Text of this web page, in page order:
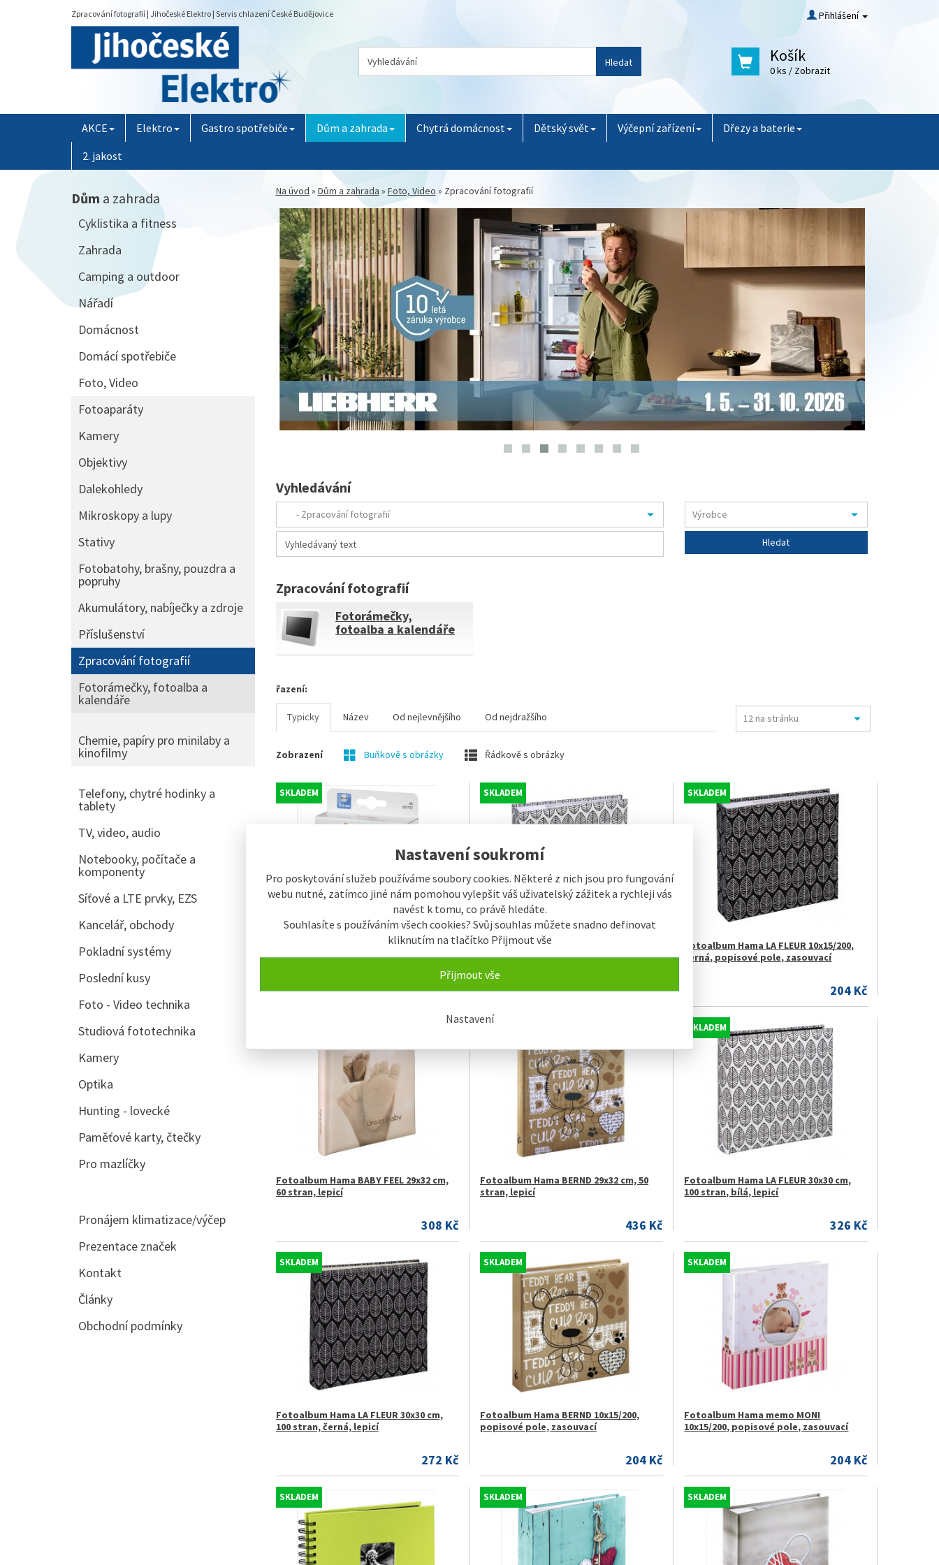
Nastavení soukromí
Pro poskytování služeb používáme soubory cookies. Některé z nich jsou pro fungování
webu nutné, zatímco jiné nám pomohou vylepšit váš uživatelský zážitek a rychleji vás
navést k tomu, co právě hledáte.
Souhlasíte s používáním všech cookies? Svůj souhlas můžete snadno definovat
kliknutím na tlačítko Přijmout vše
Přijmout vše
Nastavení
Zpracování fotografií | Jihočeské Elektro | Servis chlazení České Budějovice Přihlášení
Hledat Košík
0 ks / Zobrazit
AKCE Elektro Gastro spotřebiče Dům a zahrada Chytrá domácnost Dětský svět Výčepní zařízení
Dřezy a baterie
2. jakost
Na úvod » Dům a zahrada » Foto, Video » Zpracování fotografií
Vyhledávání
Zpracování fotografií
Fotorámečky,
fotoalba a kalendáře
řazení:
Typicky Název Od nejlevnějšího Od nejdražšího
Zobrazení Buňkově s obrázky Řádkově s obrázky
SKLADEM
Příslušenství Hama lepící body , 6 mm,
300 ks, permanentní
103,58 Kč
SKLADEM
Fotoalbum Hama LA FLEUR 10x15/200,
bílá, popisové pole, zasouvací
204 Kč
SKLADEM
Fotoalbum Hama LA FLEUR 10x15/200,
černá, popisové pole, zasouvací
204 Kč
Fotoalbum Hama BABY FEEL 29x32 cm,
60 stran, lepicí
308 Kč
Fotoalbum Hama BERND 29x32 cm, 50
stran, lepicí
436 Kč
SKLADEM
Fotoalbum Hama LA FLEUR 30x30 cm,
100 stran, bílá, lepicí
326 Kč
SKLADEM
Fotoalbum Hama LA FLEUR 30x30 cm,
100 stran, černá, lepicí
272 Kč
SKLADEM
Fotoalbum Hama BERND 10x15/200,
popisové pole, zasouvací
204 Kč
SKLADEM
Fotoalbum Hama memo MONI
10x15/200, popisové pole, zasouvací
204 Kč
SKLADEM SKLADEM SKLADEM
Dům a zahrada
Cyklistika a fitness
Zahrada
Camping a outdoor
Nářadí
Domácnost
Domácí spotřebiče
Foto, Video
Fotoaparáty
Kamery
Objektivy
Dalekohledy
Mikroskopy a lupy
Stativy
Fotobatohy, brašny, pouzdra a
popruhy
Akumulátory, nabíječky a zdroje
Příslušenství
Zpracování fotografií
Fotorámečky, fotoalba a
kalendáře
Chemie, papíry pro minilaby a
kinofilmy
Telefony, chytré hodinky a
tablety
TV, video, audio
Notebooky, počítače a
komponenty
Síťové a LTE prvky, EZS
Kancelář, obchody
Pokladní systémy
Poslední kusy
Foto - Video technika
Studiová fototechnika
Kamery
Optika
Hunting - lovecké
Paměťové karty, čtečky
Pro mazlíčky
Pronájem klimatizace/výčep
Prezentace značek
Kontakt
Články
Obchodní podmínky